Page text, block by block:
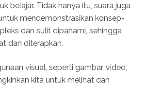
belajar. Tidak hanya itu, suara juga
mendemonstrasikan konsep-
dan sulit dipahami, sehingga
dan diterapkan.
visual, seperti gambar, video,
kita untuk melihat dan